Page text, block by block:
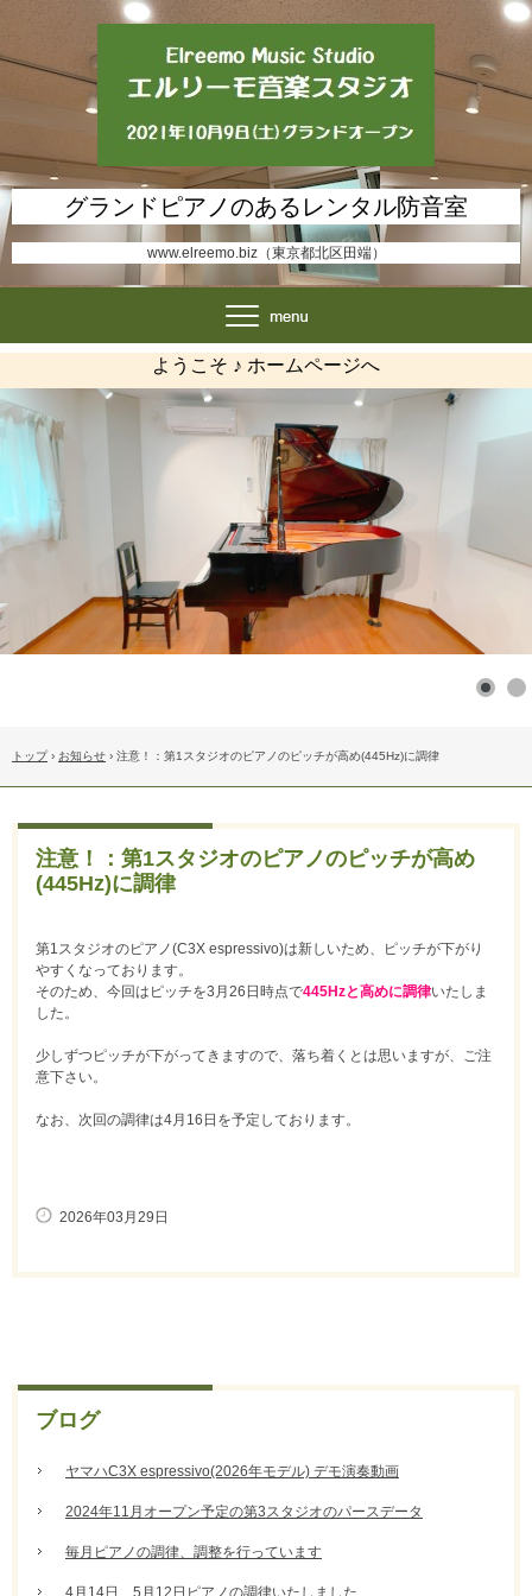
グランドピアノのあるレンタル防音室
www.elreemo.biz（東京都北区田端）
ようこそ ♪ ホームページへ
トップ › お知らせ › 注意！：第1スタジオのピアノのピッチが高め(445Hz)に調律
注意！：第1スタジオのピアノのピッチが高め
(445Hz)に調律
第1スタジオのピアノ(C3X espressivo)は新しいため、ピッチが下がり
やすくなっております。
そのため、今回はピッチを3月26日時点で445Hzと高めに調律いたしま
した。
少しずつピッチが下がってきますので、落ち着くとは思いますが、ご注
意下さい。
なお、次回の調律は4月16日を予定しております。
2026年03月29日
ブログ
ヤマハC3X espressivo(2026年モデル) デモ演奏動画
2024年11月オープン予定の第3スタジオのパースデータ
毎月ピアノの調律、調整を行っています
4月14日、5月12日ピアノの調律いたしました